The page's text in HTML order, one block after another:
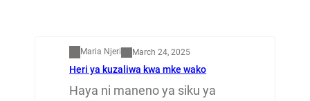
Maria Njeri March 24, 2025
Heri ya kuzaliwa kwa mke wako
Haya ni maneno ya siku ya